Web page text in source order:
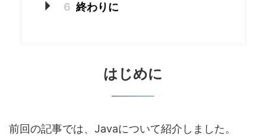
6 終わりに
はじめに
前回の記事では、Javaについて紹介しました。